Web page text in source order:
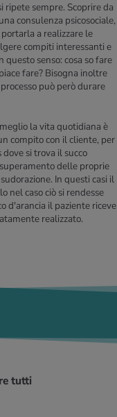
ripete sempre. Scoprire da
consulenza psicosociale,
a realizzare le
compiti interessanti e
questo senso: cosa so fare
fare? Bisogna inoltre
può però durare
la vita quotidiana è
compito con il cliente, per
si trova il succo
delle proprie
In questi casi il
nel caso ciò si rendesse
d'arancia il paziente riceve
realizzato.
tutti